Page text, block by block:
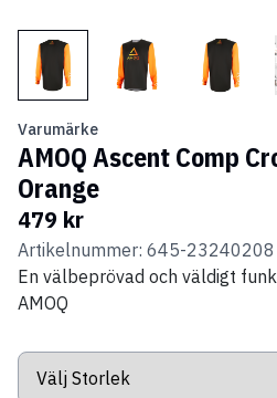
Varumärke
AMOQ Ascent Comp
Orange
479 kr
Artikelnummer: 645-23240208
En välbeprövad och väldigt
AMOQ